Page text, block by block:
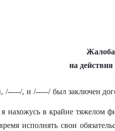
Жалоба
на действия
/-----/, и /-----/ был заключен
нахожусь в крайне тяжелом
исполнять свои